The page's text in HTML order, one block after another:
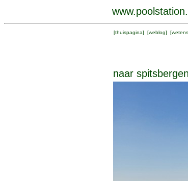
[thuispagina] [weblog] [
naar